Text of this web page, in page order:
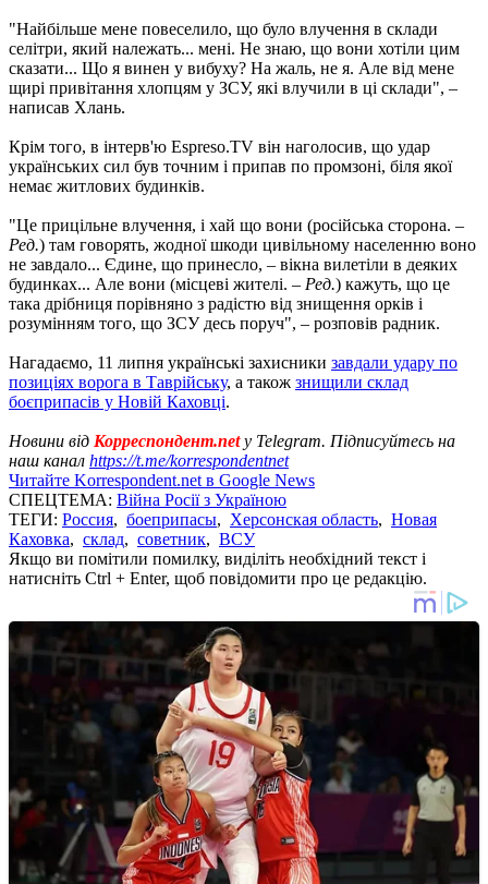
"Найбільше мене повеселило, що було влучення в склади
селітри, який належать... мені. Не знаю, що вони хотіли цим
сказати... Що я винен у вибуху? На жаль, не я. Але від мене
щирі привітання хлопцям у ЗСУ, які влучили в ці склади", –
написав Хлань.
Крім того, в інтерв'ю Espreso.TV він наголосив, що удар
українських сил був точним і припав по промзоні, біля якої
немає житлових будинків.
"Це прицільне влучення, і хай що вони (російська сторона. –
Ред.) там говорять, жодної шкоди цивільному населенню воно
не завдало... Єдине, що принесло, – вікна вилетіли в деяких
будинках... Але вони (місцеві жителі. – Ред.) кажуть, що це
така дрібниця порівняно з радістю від знищення орків і
розумінням того, що ЗСУ десь поруч", – розповів радник.
Нагадаємо, 11 липня українські захисники завдали удару по
позиціях ворога в Таврійську, а також знищили склад
боєприпасів у Новій Каховці.
Новини від Корреспондент.netу Telegram. Підписуйтесь на
наш канал https://t.me/korrespondentnet
Читайте Korrespondent.net в Google News
СПЕЦТЕМА: Війна Росії з Україною
ТЕГИ: Россия, боеприпасы, Херсонская область, Новая
Каховка, склад, советник, ВСУ
Якщо ви помітили помилку, виділіть необхідний текст і
натисніть Ctrl + Enter, щоб повідомити про це редакцію.